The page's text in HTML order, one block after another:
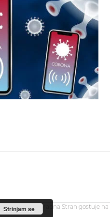
2026 Uporabna Stran gostuje na
Strinjam se